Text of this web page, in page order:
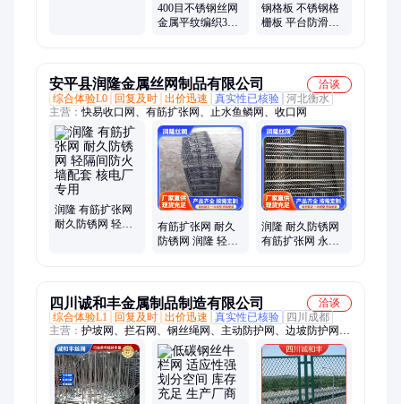
400目不锈钢丝网
金属平纹编织316
钢格板 不锈钢格
栅板 平台防滑钢
安平县润隆金属丝网制品有限公司
洽谈
综合体验L0
回复及时 出价迅速 真实性已核验 河北衡水
主营：快易收口网、有筋扩张网、止水鱼鳞网、收口网
润隆 有筋扩张网
耐久防锈网 轻隔
有筋扩张网 耐久
防锈网 润隆 轻隔
润隆 耐久防锈网
有筋扩张网 永久
四川诚和丰金属制品制造有限公司
洽谈
综合体验L1
回复及时 出价迅速 真实性已核验
四川成都
主营： 护坡网、拦石网、钢丝绳网、主动防护网、边坡防护网、
被动防护网、防护网施工、被动型防护网、被动边坡支护网、主
动柔性防护网